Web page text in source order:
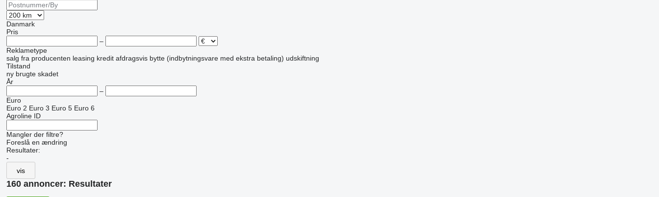
Danmark
Pris
–
Reklametype
salg fra producenten leasing kredit afdragsvis bytte (indbytningsvare med ekstra betaling) udskiftning
Tilstand
ny brugte skadet
År
–
Euro
Euro 2 Euro 3 Euro 5 Euro 6
Agroline ID
Mangler der filtre?
Foreslå en ændring
Resultater:
-
vis
160 annoncer: Resultater